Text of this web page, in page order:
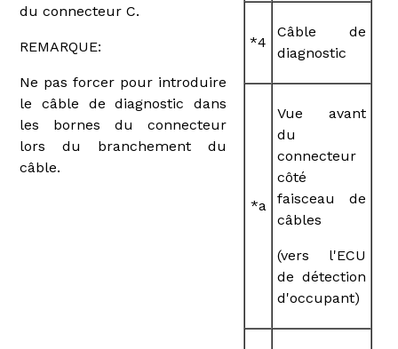
du connecteur C.
REMARQUE:
Ne pas forcer pour introduire
le câble de diagnostic dans
les bornes du connecteur
lors du branchement du
câble.
*4
Câble de
diagnostic
*a
Vue avant
du
connecteur
côté
faisceau de
câbles
(vers l'ECU
de détection
d'occupant)